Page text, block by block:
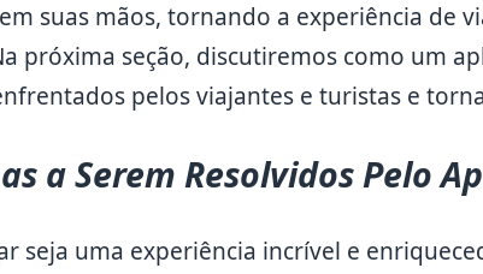
suas mãos, tornando a experiência de
próxima seção, discutiremos como um
pelos viajantes e turistas e
a Serem Resolvidos Pelo
seja uma experiência incrível e